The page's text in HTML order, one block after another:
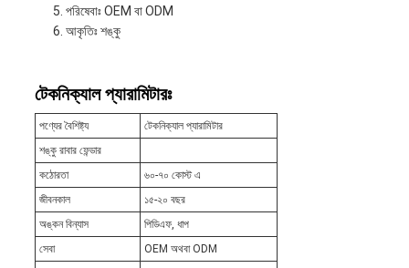
পরিষেবাঃ OEM বা ODM
আকৃতিঃ শঙ্কু
টেকনিক্যাল প্যারামিটারঃ
পণ্যের বৈশিষ্ট্য
টেকনিক্যাল প্যারামিটার
শঙ্কু রাবার ফেন্ডার
কঠোরতা
৬০-৭০ কোস্ট এ
জীবনকাল
১৫-২০ বছর
অঙ্কন বিন্যাস
পিডিএফ, ধাপ
সেবা
OEM অথবা ODM